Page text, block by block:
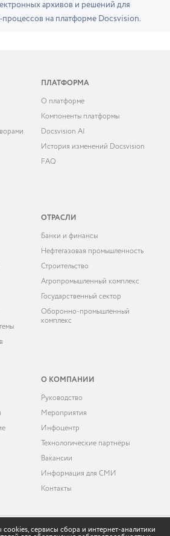
архивов и решений для
процессов на платформе Docsvision.
ПЛАТФОРМА
О платформе
Компоненты платформы
Docsvision AI
История изменений Docsvision
FAQ
ОТРАСЛИ
Банки и финансы
Нефтегазовая промышленность
Строительство
Агропромышленный комплекс
Государственный сектор
Оборонно-промышленный
комплекс
О КОМПАНИИ
Руководство
Мероприятия
Инфоцентр
Технологические партнёры
Вакансии
Информация для СМИ
Контакты
cookies, сервисы сбора и интернет-аналитики